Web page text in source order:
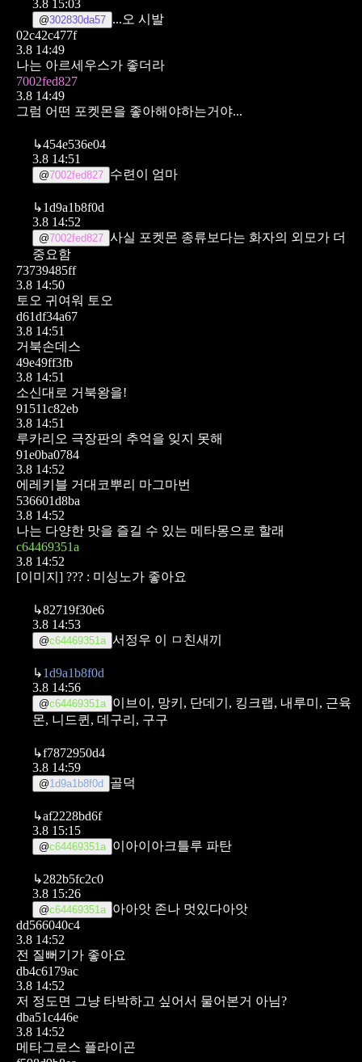
3.8 15:03
@302830da57 ...오 시발
02c42c477f
3.8 14:49
나는 아르세우스가 좋더라
7002fed827
3.8 14:49
그럼 어떤 포켓몬을 좋아해야하는거야...
↳454e536e04
3.8 14:51
@7002fed827 수련이 엄마
↳1d9a1b8f0d
3.8 14:52
@7002fed827 사실 포켓몬 종류보다는 화자의 외모가 더
중요함
73739485ff
3.8 14:50
토오 귀여워 토오
d61df34a67
3.8 14:51
거북손데스
49e49ff3fb
3.8 14:51
소신대로 거북왕을!
91511c82eb
3.8 14:51
루카리오 극장판의 추억을 잊지 못해
91e0ba0784
3.8 14:52
에레키블 거대코뿌리 마그마번
536601d8ba
3.8 14:52
나는 다양한 맛을 즐길 수 있는 메타몽으로 할래
c64469351a
3.8 14:52
[이미지] ??? : 미싱노가 좋아요
↳82719f30e6
3.8 14:53
@c64469351a 서정우 이 ㅁ친새끼
↳1d9a1b8f0d
3.8 14:56
@c64469351a 이브이, 망키, 단데기, 킹크랩, 내루미, 근육
몬, 니드퀸, 데구리, 구구
↳f7872950d4
3.8 14:59
@1d9a1b8f0d 골덕
↳af2228bd6f
3.8 15:15
@c64469351a 이아이아크틀루 파탄
↳282b5fc2c0
3.8 15:26
@c64469351a 아아앗 존나 멋있다아앗
dd566040c4
3.8 14:52
전 질뻐기가 좋아요
db4c6179ac
3.8 14:52
저 정도면 그냥 타박하고 싶어서 물어본거 아님?
dba51c446e
3.8 14:52
메타그로스 플라이곤